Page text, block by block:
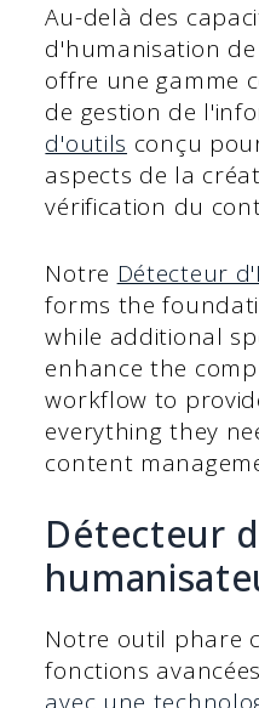
Au-delà des
d'humanisation
offre une gamme
de gestion de
d'outils conçu
aspects de la
vérification du
Notre Détecteur
forms the
while additional
enhance the
workflow to
everything they
content
Détecteur
Notre outil phare
fonctions